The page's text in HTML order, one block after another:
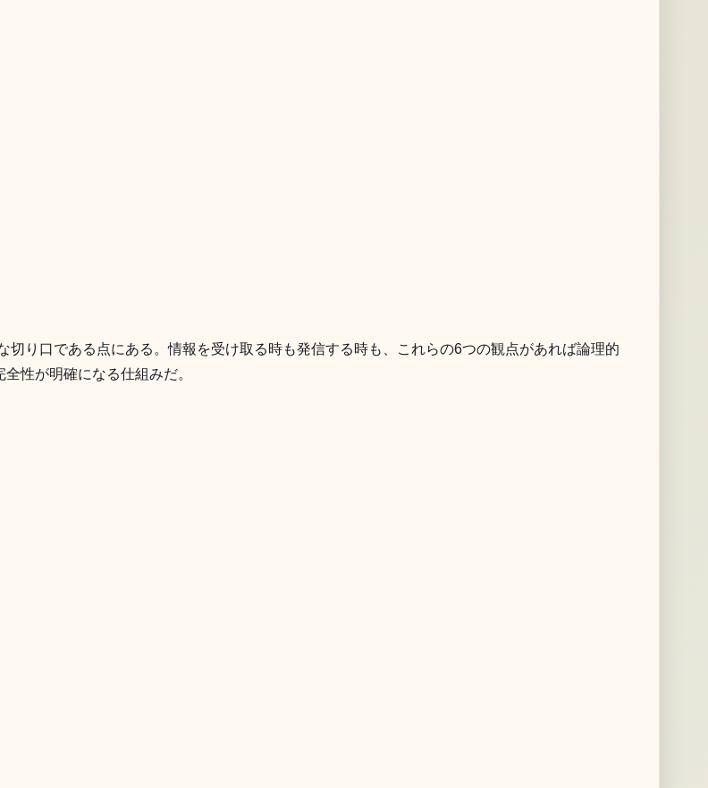
り口である点にある。情報を受け取る時も発信する時も、これらの6つの観点があれば論理的
性が明確になる仕組みだ。